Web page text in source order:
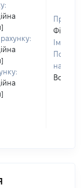
Фіщенко
Ім'я:
По